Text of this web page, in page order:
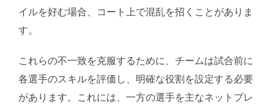
イルを好む場合、コート上で混乱を招くことがありま
す。
これらの不一致を克服するために、チームは試合前に
各選手のスキルを評価し、明確な役割を設定する必要
があります。これには、一方の選手を主なネットプレ